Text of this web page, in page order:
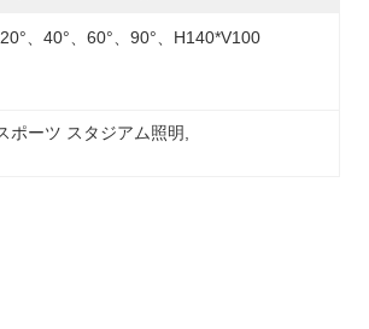
20°、40°、60°、90°、h140*v100
ポーツ スタジアム照明